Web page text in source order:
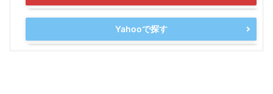
Yahooで探す